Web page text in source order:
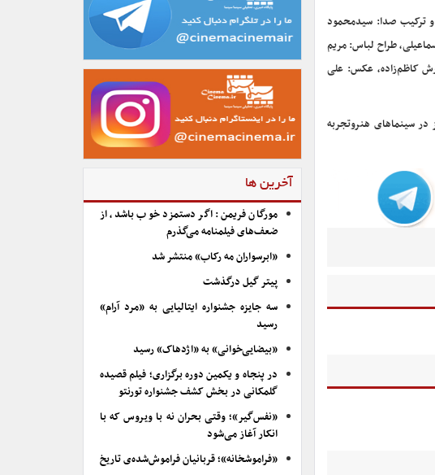
و ترکیب صدا: سیدمحمود
طراح لباس: مریم
کاظم‌زاده، عکس: علی
نیز در سینماهای هنروتجربه
آخرین ها
مورگان فریمن: اگر دستمزد خوب باشد، از
ضعف‌های فیلمنامه می‌گذرم
«ابرسواران مه رکاب» منتشر شد
پیتر گیل درگذشت
سه جایزه جشنواره ایتالیایی به «مرد آرام»
رسید
«بیضایی‌خوانی» به «اژدهاک» رسید
در پنجاه و یکمین دوره برگزاری؛ فیلم قصیده
گلمکانی در بخش کشف جشنواره تورنتو
«نفس‌گیر»؛ وقتی بحران نه با ویروس که با
انکار آغاز می‌شود
«فراموشخانه»؛ قربانیان فراموش‌شده‌ی تاریخ